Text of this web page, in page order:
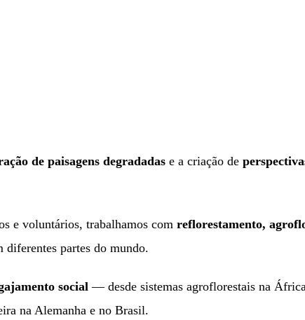
de paisagens degradadas e a criação de
e voluntários, trabalhamos com reflorestamento,
diferentes partes do mundo.
social— desde sistemas agroflorestais na
na Alemanha e no Brasil.